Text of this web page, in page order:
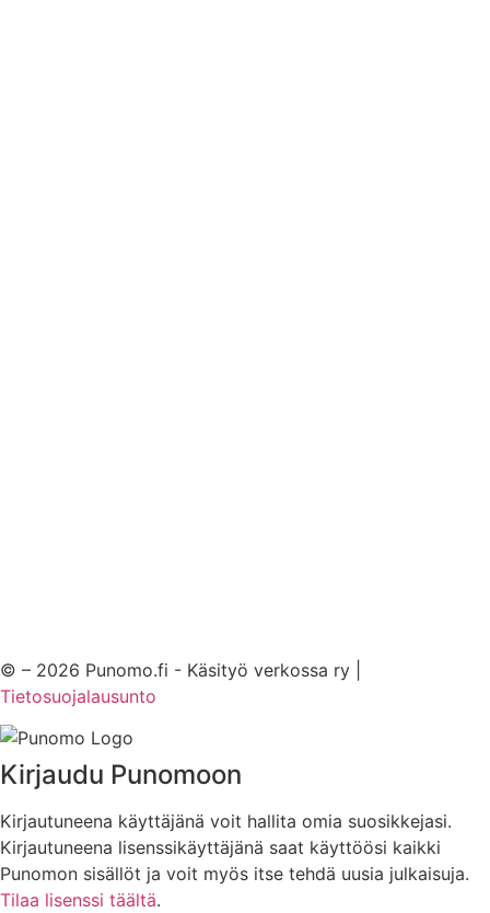
© – 2026 Punomo.fi - Käsityö verkossa ry |
Tietosuojalausunto
Kirjaudu Punomoon
Kirjautuneena käyttäjänä voit hallita omia suosikkejasi.
Kirjautuneena lisenssikäyttäjänä saat käyttöösi kaikki
Punomon sisällöt ja voit myös itse tehdä uusia julkaisuja.
Tilaa lisenssi täältä.